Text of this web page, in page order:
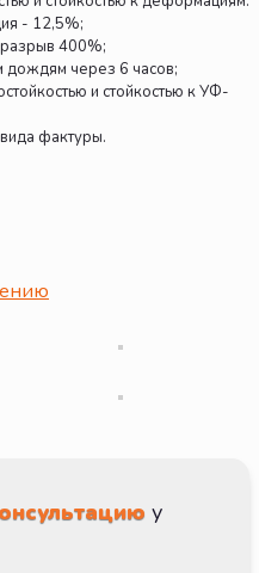
- 12,5%;
400%;
дождям через 6 часов;
и стойкостью к УФ-
фактуры.
у